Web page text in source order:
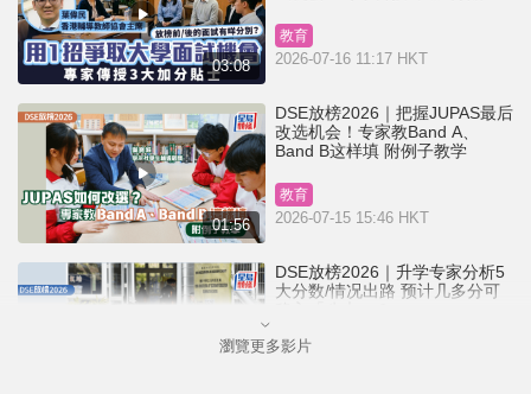
03:08
教育
2026-07-16 11:17 HKT
01:56
DSE放榜2026｜把握JUPAS最后
改选机会！专家教Band A、
Band B这样填 附例子教学
教育
2026-07-15 15:46 HKT
DSE放榜2026｜升学专家分析5
大分数/情况出路 预计几多分可
教育
瀏覽更多影片